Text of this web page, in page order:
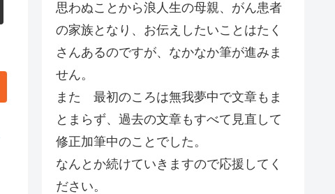
思わぬことから浪人生の母親、がん患者
の家族となり、お伝えしたいことはたく
さんあるのですが、なかなか筆が進みま
せん。
また 最初のころは無我夢中で文章もま
とまらず、過去の文章もすべて見直して
修正加筆中のことでした。
なんとか続けていきますので応援してく
ださい。